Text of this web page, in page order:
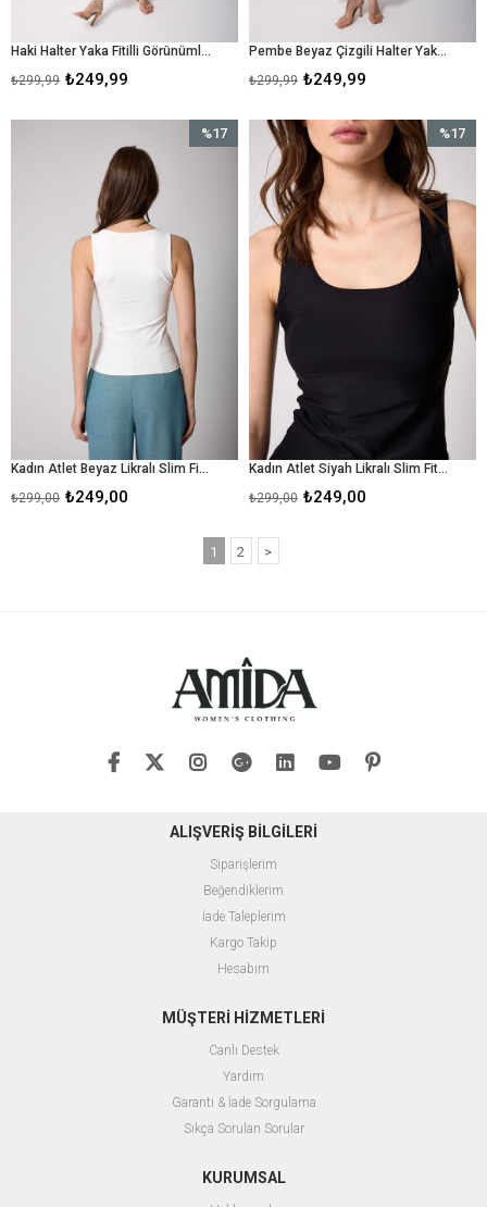
Haki Halter Yaka Fitilli Görünümlü Kadın Atlet - 2502
₺249,99
₺299,99
Pembe Beyaz Çizgili Halter Yaka Fitilli Görünümlü Kadın Atlet - 2502
₺249,99
₺299,99
Kadın Atlet Beyaz Likralı Slim Fit Kalın Askılı - 2505
₺249,00
₺299,00
%17
Kadın Atlet Siyah Likralı Slim Fit Kalın Askılı - 2505
₺249,00
₺299,00
%17
İndirim
1 2 >
ALIŞVERİŞ BİLGİLERİ
Siparişlerim
Beğendiklerim
İade Taleplerim
Kargo Takip
Hesabım
MÜŞTERİ HİZMETLERİ
Canlı Destek
Yardım
Garanti & İade Sorgulama
Sıkça Sorulan Sorular
KURUMSAL